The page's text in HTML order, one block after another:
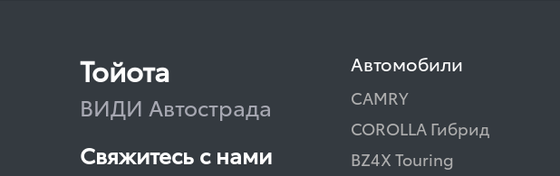
Тойота
ВИДИ Автострада
Свяжитесь с нами
Автомобили
CAMRY
COROLLA Гибрид
BZ4X Touring